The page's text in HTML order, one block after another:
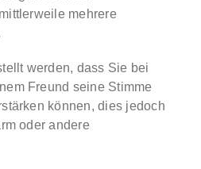
mehrere
werden, dass Sie bei
Freund seine Stimme
können, dies jedoch
oder andere